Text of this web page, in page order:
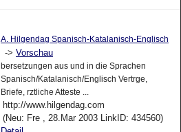
A. Hilgendag Spanisch-Katalanisch-Englisch
-> Vorschau
bersetzungen aus und in die Sprachen
Spanisch/Katalanisch/Englisch Vertrge,
Briefe, rztliche Atteste ...
http://www.hilgendag.com
(Neu: Fre , 28.Mar 2003 LinkID: 434560)